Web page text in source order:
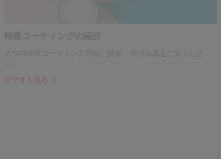
ビデオを見る